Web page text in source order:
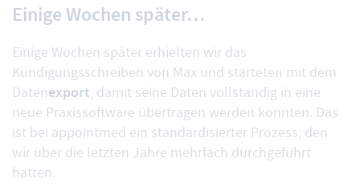
Einige Wochen später…
Einige Wochen später erhielten wir das
Kündigungsschreiben von Max und starteten mit dem
Datenexport, damit seine Daten vollständig in eine
neue Praxissoftware übertragen werden konnten. Das
ist bei appointmed ein standardisierter Prozess, den
wir über die letzten Jahre mehrfach durchgeführt
hatten.